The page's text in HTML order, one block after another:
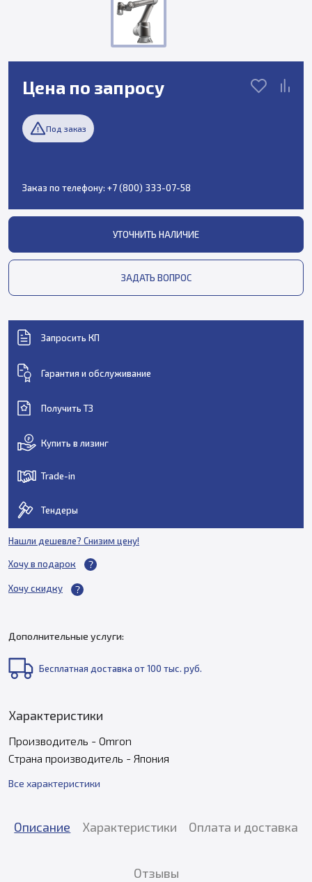
Цена по запросу
Под заказ
Заказ по телефону: +7 (800) 333-07-58
УТОЧНИТЬ НАЛИЧИЕ
ЗАДАТЬ ВОПРОС
Запросить КП
Гарантия и обслуживание
Получить ТЗ
Купить в лизинг
Trade-in
Тендеры
Нашли дешевле? Снизим цену!
Хочу в подарок
Хочу скидку
Дополнительные услуги:
Бесплатная доставка от 100 тыс. руб.
Характеристики
Производитель - Omron
Страна производитель - Япония
Все характеристики
Описание Характеристики Оплата и доставка
Отзывы